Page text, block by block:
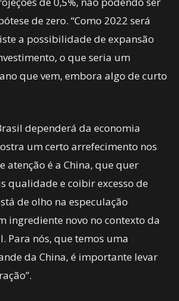
de zero. “Como 2022 será
a possibilidade de expansão
o que seria um
que vem, embora algo de curto
dependerá da economia
um certo arrefecimento nos
atenção é a China, que quer
qualidade e coibir excesso de
de olho na especulação
ingrediente novo no contexto da
Para nós, que temos uma
da China, é importante levar